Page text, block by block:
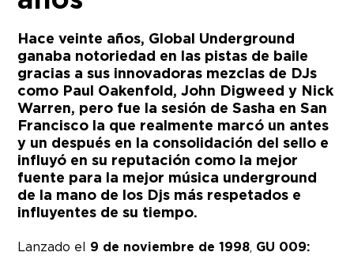
Hace veinte años, Global Underground
ganaba notoriedad en las pistas de baile
gracias a sus innovadoras mezclas de DJs
como Paul Oakenfold, John Digweed y Nick
Warren, pero fue la sesión de Sasha en San
Francisco la que realmente marcó un antes
y un después en la consolidación del sello e
influyó en su reputación como la mejor
fuente para la mejor música underground
de la mano de los Djs más respetados e
influyentes de su tiempo.
Lanzado el 9 de noviembre de 1998, GU 009: